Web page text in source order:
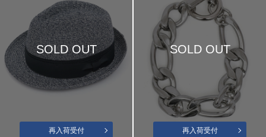
SOLD OUT
再入荷受付
SOLD OUT
再入荷受付